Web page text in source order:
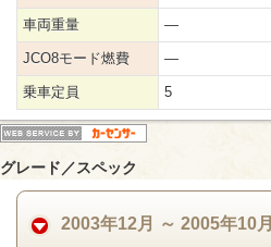
車両重量 ―
JCO8モード燃費 ―
乗車定員 5
グレード／スペック
2003年12月 ～ 2005年10月